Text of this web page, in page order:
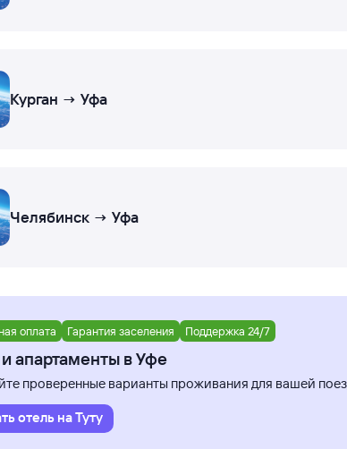
Курган → Уфа
Челябинск → Уфа
оплата Гарантия заселения Поддержка 24/7
апартаменты в Уфе
проверенные варианты проживания для вашей
отель на Туту